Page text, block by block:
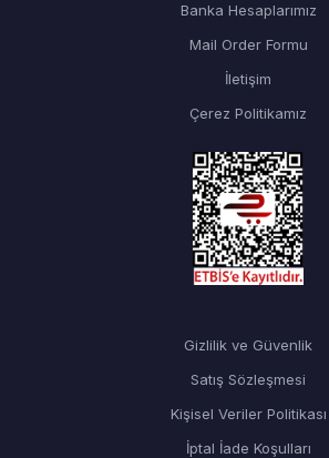
Banka Hesaplarımız
Mail Order Formu
İletişim
Çerez Politikamız
Gizlilik ve Güvenlik
Satış Sözleşmesi
Kişisel Veriler Politikası
İptal İade Koşulları